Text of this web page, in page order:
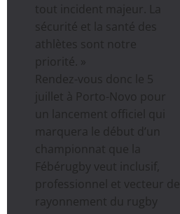
tout incident majeur. La
sécurité et la santé des
athlètes sont notre
priorité. »
Rendez-vous donc le 5
juillet à Porto-Novo pour
un lancement officiel qui
marquera le début d’un
championnat que la
Fébérugby veut inclusif,
professionnel et vecteur de
rayonnement du rugby